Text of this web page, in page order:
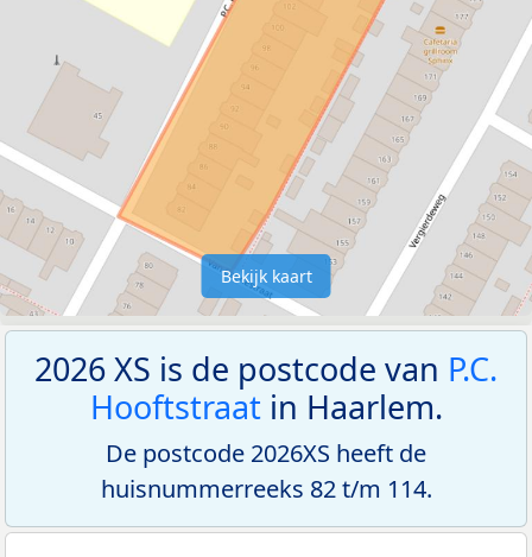
Bekijk kaart
2026 XS is de postcode van P.C.
Hooftstraatin Haarlem.
De postcode 2026XS heeft de
huisnummerreeks 82 t/m 114.